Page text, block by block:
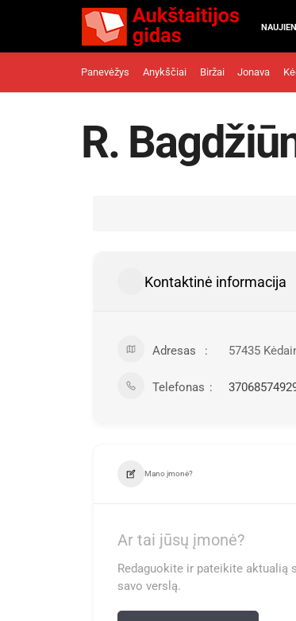
Panevėžys Anykščiai Biržai Jonava
R.
Kontaktinė informacija
Adresas 57435
Telefonas
Mano įmonė?
Ar tai jūsų įmonė?
Redaguokite ir pateikite aktualią
savo verslą.